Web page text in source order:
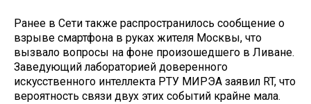
Ранее в Сети также распространилось сообщение о
взрыве смартфона в руках жителя Москвы, что
вызвало вопросы на фоне произошедшего в Ливане.
Заведующий лабораторией доверенного
искусственного интеллекта РТУ МИРЭА заявил RT, что
вероятность связи двух этих событий крайне мала.